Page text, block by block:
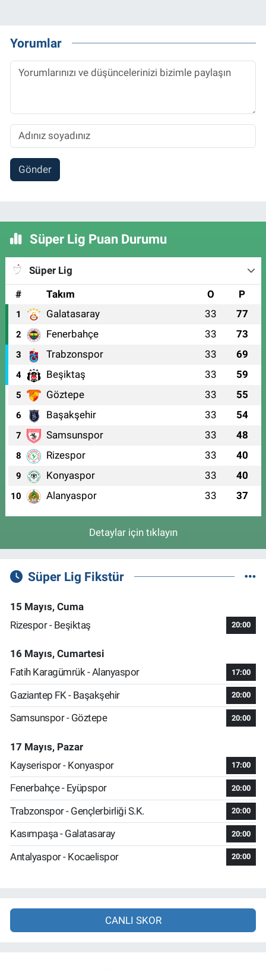
Yorumlar
Gönder
Süper Lig Puan Durumu
Süper Lig
#
Takım O P
1 Galatasaray 33 77
2 Fenerbahçe 33 73
3 Trabzonspor 33 69
4 Beşiktaş 33 59
5 Göztepe 33 55
6 Başakşehir 33 54
7 Samsunspor 33 48
8 Rizespor 33 40
9 Konyaspor 33 40
10 Alanyaspor 33 37
Detaylar için tıklayın
Süper Lig Fikstür
15 Mayıs, Cuma
Rizespor - Beşiktaş
20:00
16 Mayıs, Cumartesi
Fatih Karagümrük - Alanyaspor
17:00
Gaziantep FK - Başakşehir 20:00
Samsunspor - Göztepe 20:00
17 Mayıs, Pazar
Kayserispor - Konyaspor
17:00
Fenerbahçe - Eyüpspor 20:00
Trabzonspor - Gençlerbirliği S.K. 20:00
Kasımpaşa - Galatasaray 20:00
Antalyaspor - Kocaelispor 20:00
CANLI SKOR